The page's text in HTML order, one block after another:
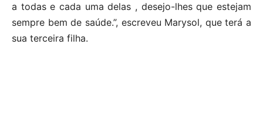
a todas e cada uma delas , desejo-lhes que estejam
sempre bem de saúde.”, escreveu Marysol, que terá a
sua terceira filha.